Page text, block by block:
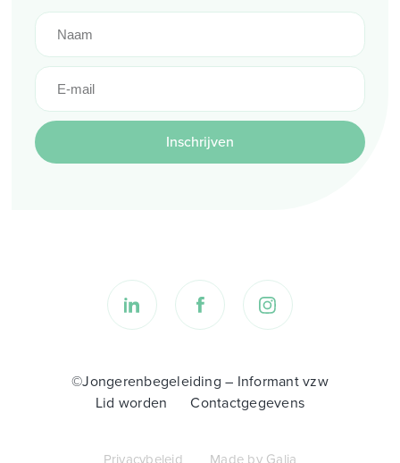
Inschrijven
©Jongerenbegeleiding – Informant vzw
Lid worden
Contactgegevens